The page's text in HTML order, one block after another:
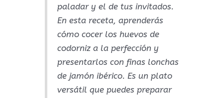
paladar y el de tus invitados.
En esta receta, aprenderás
cómo cocer los huevos de
codorniz a la perfección y
presentarlos con finas lonchas
de jamón ibérico. Es un plato
versátil que puedes preparar